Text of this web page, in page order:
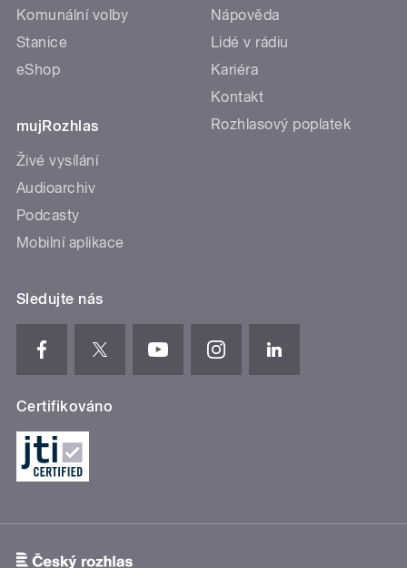
Komunální volby
Stanice
eShop
mujRozhlas
Živé vysílání
Audioarchiv
Podcasty
Mobilní aplikace
Nápověda
Lidé v rádiu
Kariéra
Kontakt
Rozhlasový poplatek
Sledujte nás
Certifikováno